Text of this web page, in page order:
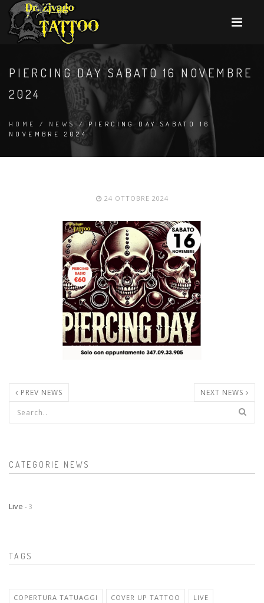
PIERCING DAY SABATO 16 NOVEMBRE
2024
HOME / NEWS/ PIERCING DAY SABATO 16
NOVEMBRE 2024
24 OTTOBRE 2024
PREV NEWS NEXT NEWS
Form di ricerca
CATEGORIE NEWS
Live - 3
TAGS
COPERTURA TATUAGGI COVER UP TATTOO LIVE